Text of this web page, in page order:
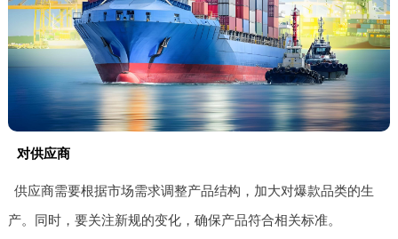
对供应商
供应商需要根据市场需求调整产品结构，加大对爆款品类的生
产。同时，要关注新规的变化，确保产品符合相关标准。